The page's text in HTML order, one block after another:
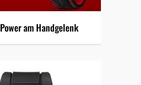
am Handgelenk